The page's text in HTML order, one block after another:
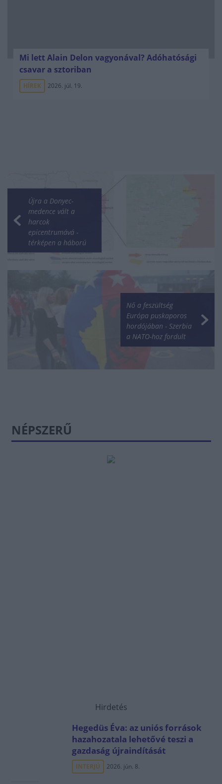
Mi lett Alain Delon vagyonával? Adóhatósági
csavar a sztoriban
HÍREK 2026. júl. 19.
Újra a Donyec-
medence vált a
harcok
epicentrumává -
térképen a háború
Nő a feszültség
Európa puskaporos
hordójában - Szerbia
a NATO-hoz fordult
NÉPSZERŰ
Hirdetés
Hegedüs Éva: az uniós források
hazahozatala lehetővé teszi a
gazdaság újraindítását
INTERJÚ 2026. jún. 8.